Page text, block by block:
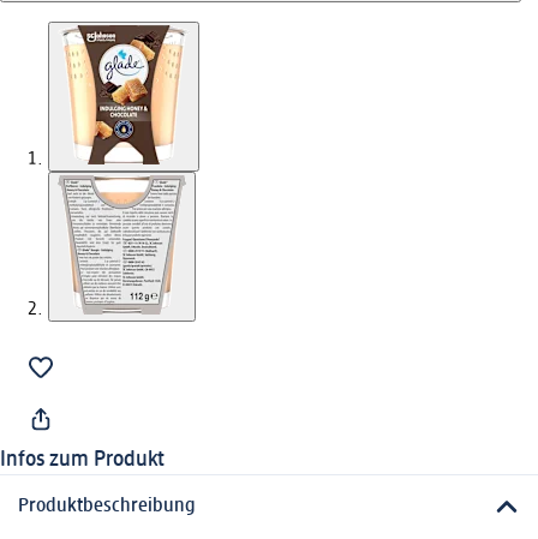
Infos zum Produkt
Produktbeschreibung